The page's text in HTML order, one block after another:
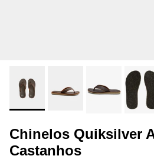
Chinelos Quiksilver
Castanhos